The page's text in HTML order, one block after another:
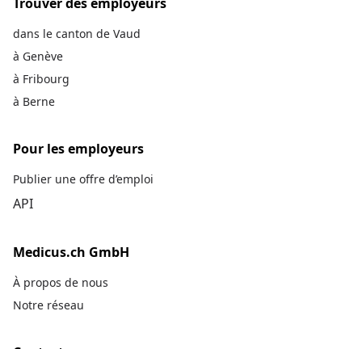
dans le canton de Vaud
à Genève
à Fribourg
à Berne
Pour les employeurs
Publier une offre d’emploi
API
Medicus.ch GmbH
À propos de nous
Notre réseau